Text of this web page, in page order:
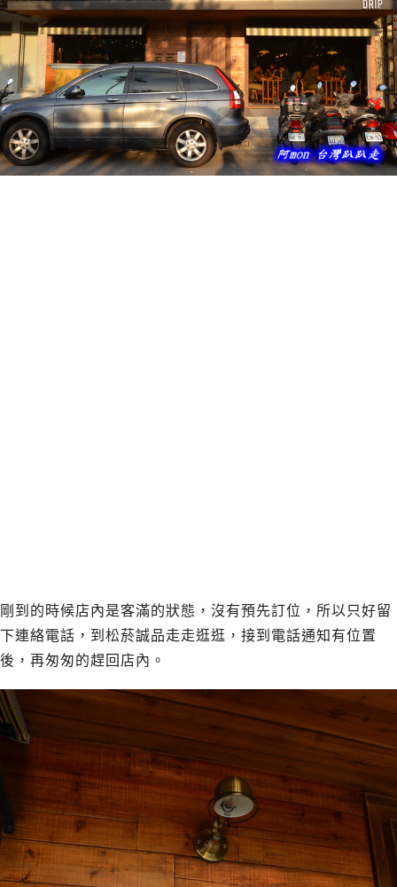
剛到的時候店內是客滿的狀態，沒有預先訂位，所以只好留
下連絡電話，到松菸誠品走走逛逛，接到電話通知有位置
後，再匆匆的趕回店內。